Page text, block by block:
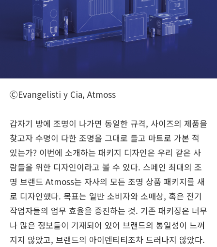
ⒸEvangelisti y Cia, Atmoss
갑자기 방에 조명이 나가면 동일한 규격, 사이즈의 제품을
찾고자 수명이 다한 조명을 그대로 들고 마트로 가본 적
있는가? 이번에 소개하는 패키지 디자인은 우리 같은 사
람들을 위한 디자인이라고 볼 수 있다. 스페인 최대의 조
명 브랜드 Atmoss는 자사의 모든 조명 상품 패키지를 새
로 디자인했다. 목표는 일반 소비자와 소매상, 혹은 전기
작업자들의 업무 효율을 증진하는 것. 기존 패키징은 너무
나 많은 정보들이 기재되어 있어 브랜드의 통일성이 느껴
지지 않았고, 브랜드의 아이덴티티조차 드러나지 않았다.